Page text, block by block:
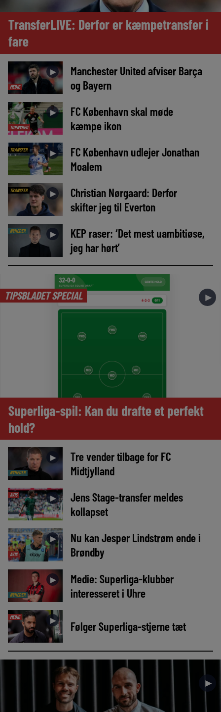
TransferLIVE: Derfor er kæmpetransfer i
fare
MEDIE
►
Manchester United afviser Barça
og Bayern
TOPNYHED
►
FC København skal møde
kæmpe ikon
TRANSFER ►
FC København udlejer Jonathan
Moalem
TRANSFER ►
Christian Nørgaard: Derfor
skifter jeg til Everton
NYHEDER ►
KEP raser: ‘Det mest uambitiøse,
jeg har hørt’
TIPSBLADET SPECIAL ►
Superliga-spil: Kan du drafte et perfekt
hold?
NYHEDER
►
Tre vender tilbage for FC
Midtjylland
AVIS ►
Jens Stage-transfer meldes
kollapset
AVIS
►
Nu kan Jesper Lindstrøm ende i
Brøndby
NYHEDER
►
Medie: Superliga-klubber
interesseret i Uhre
MEDIE ► Følger Superliga-stjerne tæt
►